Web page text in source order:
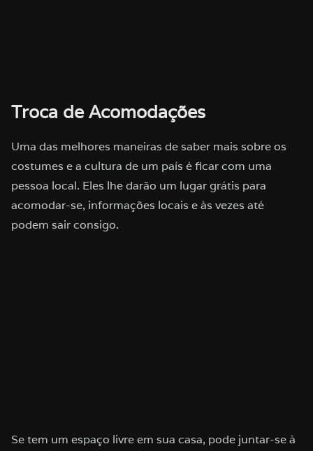
Troca de Acomodações
Uma das melhores maneiras de saber mais sobre os
costumes e a cultura de um país é ficar com uma
pessoa local. Eles lhe darão um lugar grátis para
acomodar-se, informações locais e às vezes até
podem sair consigo.
Se tem um espaço livre em sua casa, pode juntar-se à